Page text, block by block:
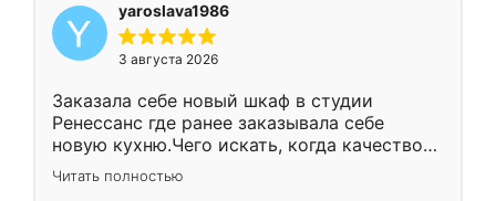
yaroslava1986
3 августа 2026
Заказала себе новый шкаф в студии
Ренессанс где ранее заказывала себе
новую кухню.Чего искать, когда качеством
вполне довольна. Служит кухня уже почти
два года, нареканий нет.
Читать полностью